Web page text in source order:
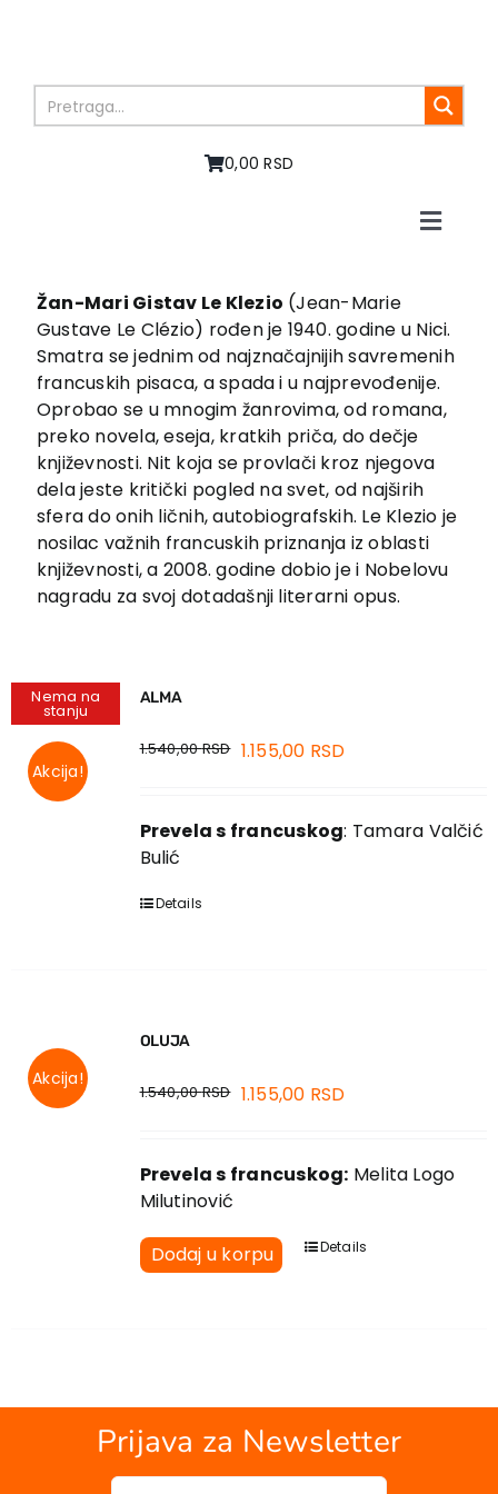
0,00 RSD
Toggle
O nama
Knjige
U pripremi
Akcija
Autori
Vesti
EU PROJEKTI
Kontakt
Žan-Mari Gistav Le Klezio (Jean-Marie
Gustave Le Clézio) rođen je 1940. godine u Nici.
Smatra se jednim od najznačajnijih savremenih
francuskih pisaca, a spada i u najprevođenije.
Oprobao se u mnogim žanrovima, od romana,
preko novela, eseja, kratkih priča, do dečje
književnosti. Nit koja se provlači kroz njegova
dela jeste kritički pogled na svet, od najširih
sfera do onih ličnih, autobiografskih. Le Klezio je
nosilac važnih francuskih priznanja iz oblasti
književnosti, a 2008. godine dobio je i Nobelovu
nagradu za svoj dotadašnji literarni opus.
Nema na
stanju
Akcija!
ALMA
1.540,00RSD 1.155,00 RSD
Prevela s francuskog: Tamara Valčić
Bulić
Details
Akcija!
OLUJA
1.540,00RSD 1.155,00 RSD
Prevela s francuskog: Melita Logo
Milutinović
Dodaj u korpu Details
Prijava za Newsletter